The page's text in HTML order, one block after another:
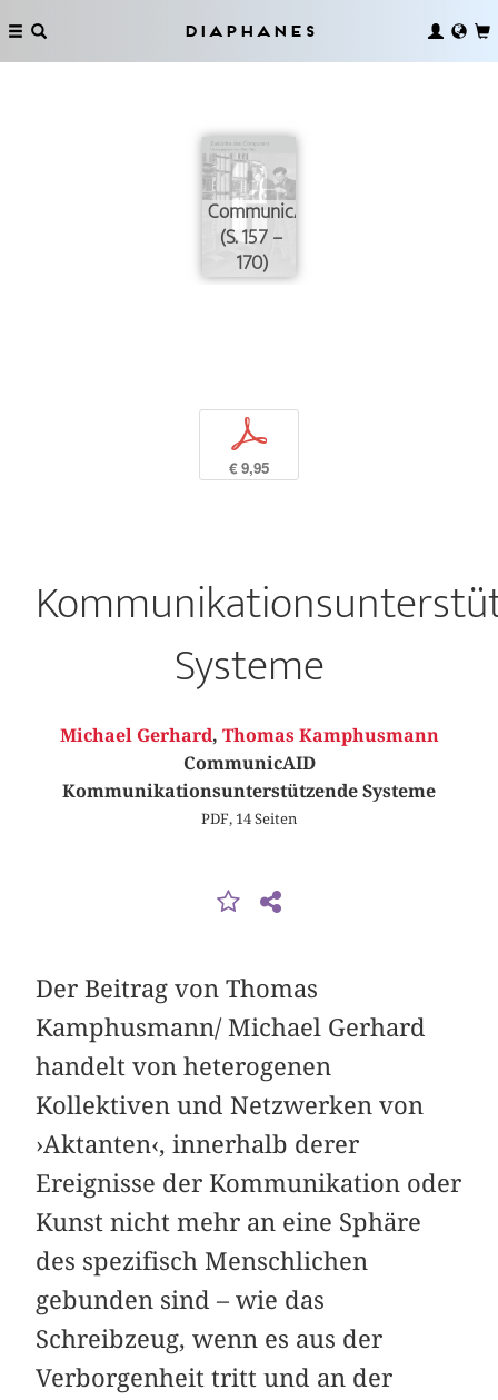
Diaphanes
CommunicAID
(S. 157 –
170)
p
€ 9,95
Systeme
Michael Gerhard, Thomas Kamphusmann
CommunicAID
Kommunikationsunterstützende Systeme
PDF, 14 Seiten
Der Beitrag von Thomas
Kamphusmann/ Michael Gerhard
handelt von heterogenen
Kollektiven und Netzwerken von
›Aktanten‹, innerhalb derer
Ereignisse der Kommunikation oder
Kunst nicht mehr an eine Sphäre
des spezifisch Menschlichen
gebunden sind – wie das
Schreibzeug, wenn es aus der
Verborgenheit tritt und an der